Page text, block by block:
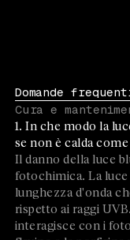
Domande
Cura e
1. In che modo la
se non è calda come
Il danno della luce
fotochimica. La luce
lunghezza d'onda
rispetto ai raggi
interagisce con i